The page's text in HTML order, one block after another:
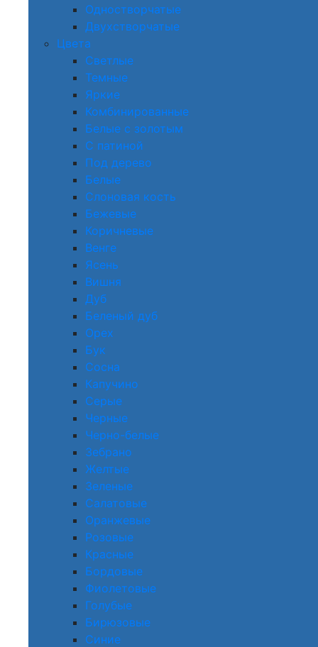
Одностворчатые
Двухстворчатые
Цвета
Светлые
Темные
Яркие
Комбинированные
Белые с золотым
С патиной
Под дерево
Белые
Слоновая кость
Бежевые
Коричневые
Венге
Ясень
Вишня
Дуб
Беленый дуб
Орех
Бук
Сосна
Капучино
Серые
Черные
Черно-белые
Зебрано
Желтые
Зеленые
Салатовые
Оранжевые
Розовые
Красные
Бордовые
Фиолетовые
Голубые
Бирюзовые
Синие